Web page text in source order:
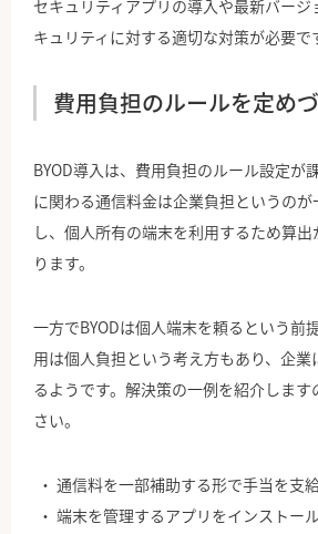
セキュリティアプリの導入や最新バー
キュリティに対する適切な対策が必要で
費用負担のルールを定め
BYOD導入は、費用負担のルール設定が
に関わる通信料金は企業負担というの
し、個人所有の端末を利用するため算
ります。
一方でBYODは個人端末を頼るという前
用は個人負担という考え方もあり、企業
るようです。解決策の一例を紹介しま
さい。
通信料を一部補助する形で手当を支
端末を管理するアプリをインストー